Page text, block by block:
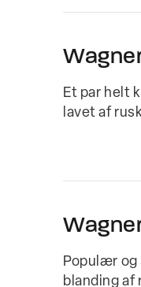
Et par helt
lavet af
Populær og
blanding af